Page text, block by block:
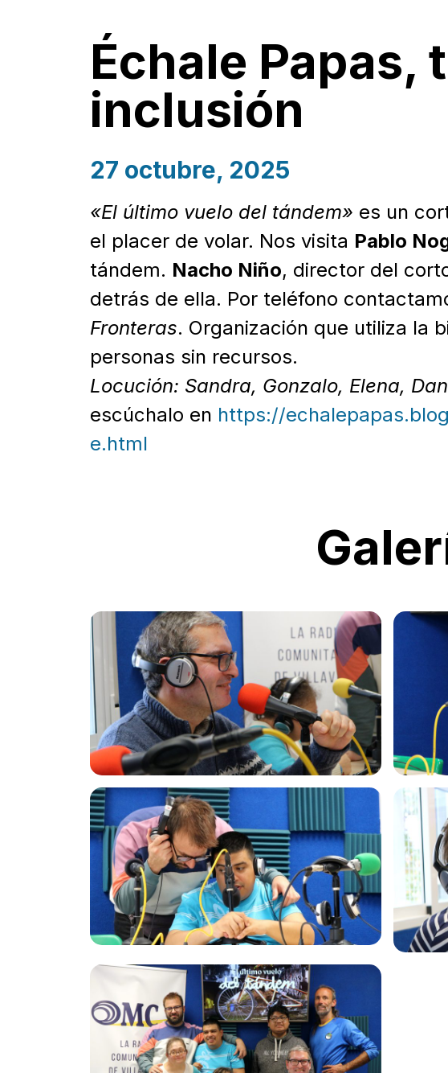
Échale Papas,
inclusión
27 octubre, 2025
«El último vuelo del tándem» es un
el placer de volar. Nos visita Pablo
tándem. Nacho Niño, director del
detrás de ella. Por teléfono
Fronteras. Organización que utiliza la
personas sin recursos.
Locución: Sandra, Gonzalo, Elena,
escúchalo en https://
e.html